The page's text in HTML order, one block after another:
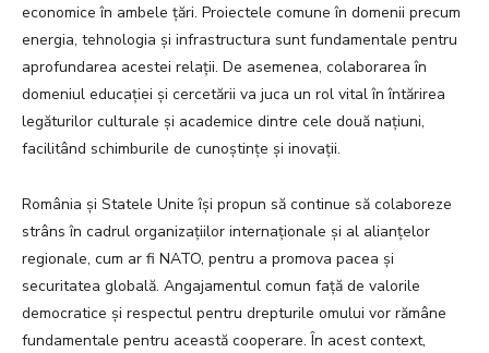
economice în ambele țări. Proiectele comune în domenii precum
energia, tehnologia și infrastructura sunt fundamentale pentru
aprofundarea acestei relații. De asemenea, colaborarea în
domeniul educației și cercetării va juca un rol vital în întărirea
legăturilor culturale și academice dintre cele două națiuni,
facilitând schimburile de cunoștințe și inovații.
România și Statele Unite își propun să continue să colaboreze
strâns în cadrul organizațiilor internaționale și al alianțelor
regionale, cum ar fi NATO, pentru a promova pacea și
securitatea globală. Angajamentul comun față de valorile
democratice și respectul pentru drepturile omului vor rămâne
fundamentale pentru această cooperare. În acest context,